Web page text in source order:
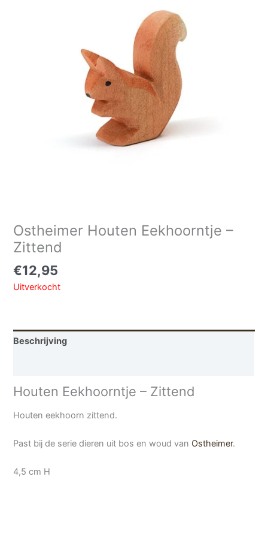
Ostheimer Houten Eekhoorntje –
Zittend
€12,95
Uitverkocht
Beschrijving
Houten Eekhoorntje – Zittend
Houten eekhoorn zittend.
Past bij de serie dieren uit bos en woud van Ostheimer.
4,5 cm H